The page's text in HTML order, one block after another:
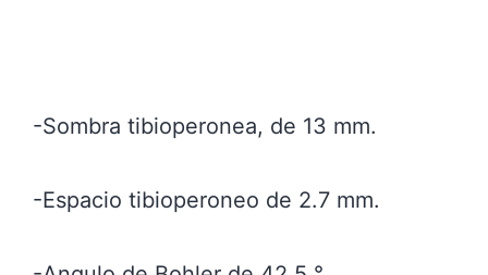
-Sombra tibioperonea, de 13 mm.
-Espacio tibioperoneo de 2.7 mm.